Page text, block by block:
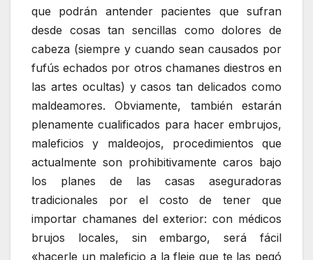
que podrán antender pacientes que sufran
desde cosas tan sencillas como dolores de
cabeza (siempre y cuando sean causados por
fufús echados por otros chamanes diestros en
las artes ocultas) y casos tan delicados como
maldeamores. Obviamente, también estarán
plenamente cualificados para hacer embrujos,
maleficios y maldeojos, procedimientos que
actualmente son prohibitivamente caros bajo
los planes de las casas aseguradoras
tradicionales por el costo de tener que
importar chamanes del exterior: con médicos
brujos locales, sin embargo, será fácil
«hacerle un maleficio a la fleje que te las pegó